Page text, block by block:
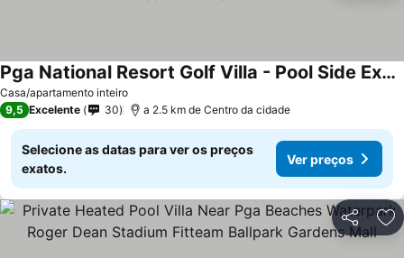
Casa/apartamento inteiro
Pga National Resort Golf Villa - Pool Side Executive Two Bedroom First Floor
9,5 Excelente 30 a 2.5 km de Centro da cidade
Selecione as datas para ver os preços
exatos.
Ver preços
Partilhar